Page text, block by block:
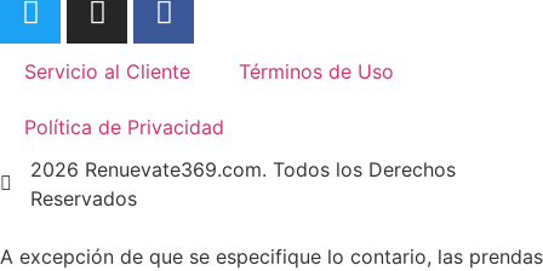
2026 Renuevate369.com. Todos los Derechos
Reservados
Servicio al Cliente Términos de Uso
Política de Privacidad
A excepción de que se especifique lo contario, las prendas